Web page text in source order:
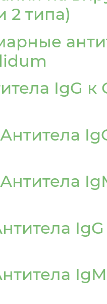
2 типа)
IgG к